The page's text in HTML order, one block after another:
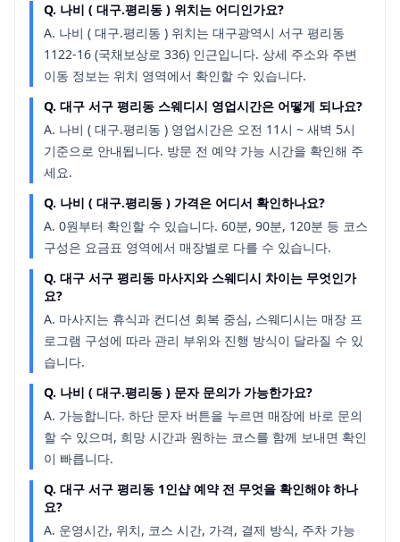
Q. 나비 ( 대구.평리동 ) 위치는 어디인가요?
A. 나비 ( 대구.평리동 ) 위치는 대구광역시 서구 평리동
1122-16 (국채보상로 336) 인근입니다. 상세 주소와 주변
이동 정보는 위치 영역에서 확인할 수 있습니다.
Q. 대구 서구 평리동 스웨디시 영업시간은 어떻게 되나요?
A. 나비 ( 대구.평리동 ) 영업시간은 오전 11시 ~ 새벽 5시
기준으로 안내됩니다. 방문 전 예약 가능 시간을 확인해 주
세요.
Q. 나비 ( 대구.평리동 ) 가격은 어디서 확인하나요?
A. 0원부터 확인할 수 있습니다. 60분, 90분, 120분 등 코스
구성은 요금표 영역에서 매장별로 다를 수 있습니다.
Q. 대구 서구 평리동 마사지와 스웨디시 차이는 무엇인가
요?
A. 마사지는 휴식과 컨디션 회복 중심, 스웨디시는 매장 프
로그램 구성에 따라 관리 부위와 진행 방식이 달라질 수 있
습니다.
Q. 나비 ( 대구.평리동 ) 문자 문의가 가능한가요?
A. 가능합니다. 하단 문자 버튼을 누르면 매장에 바로 문의
할 수 있으며, 희망 시간과 원하는 코스를 함께 보내면 확인
이 빠릅니다.
Q. 대구 서구 평리동 1인샵 예약 전 무엇을 확인해야 하나
요?
A. 운영시간, 위치, 코스 시간, 가격, 결제 방식, 주차 가능